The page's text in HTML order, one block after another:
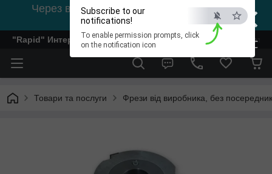
×
ESC
Subscribe to our
notifications!
To enable permission prompts, click
on the notification icon
Через відсутність світла, зв'язок на viber
0978002056
"Rapid" Интернет-магазин деревообрабатывающего
Товари та послуги Фрези від виробника, без